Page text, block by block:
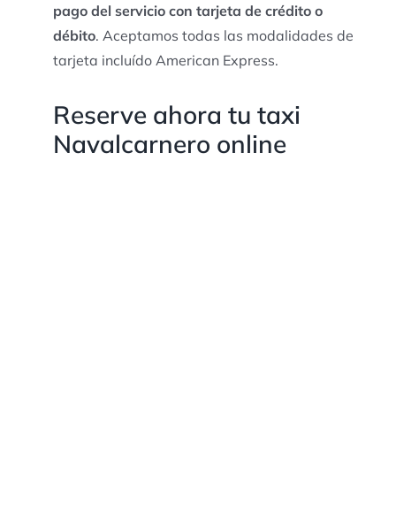
pago del servicio con tarjeta de crédito o
débito. Aceptamos todas las modalidades de
tarjeta incluído American Express.
Reserve ahora tu taxi
Navalcarnero online